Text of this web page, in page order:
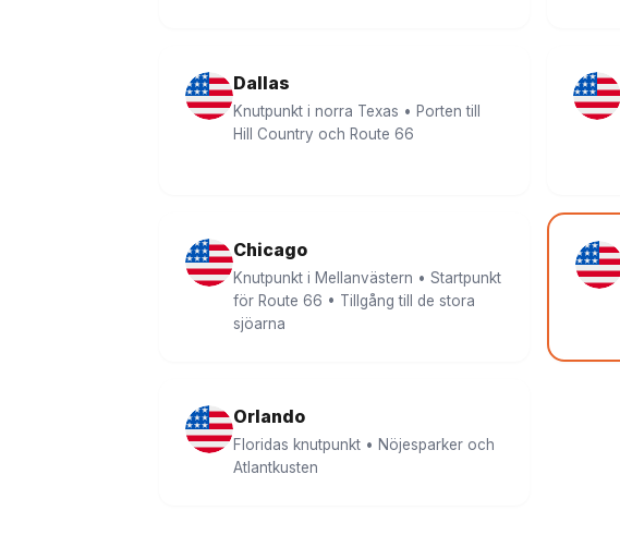
Dallas
Knutpunkt i norra Texas • Porten till
Hill Country och Route 66
Chicago
Knutpunkt i Mellanvästern • Startpunkt
för Route 66 • Tillgång till de stora
sjöarna
Orlando
Floridas knutpunkt • Nöjesparker och
Atlantkusten